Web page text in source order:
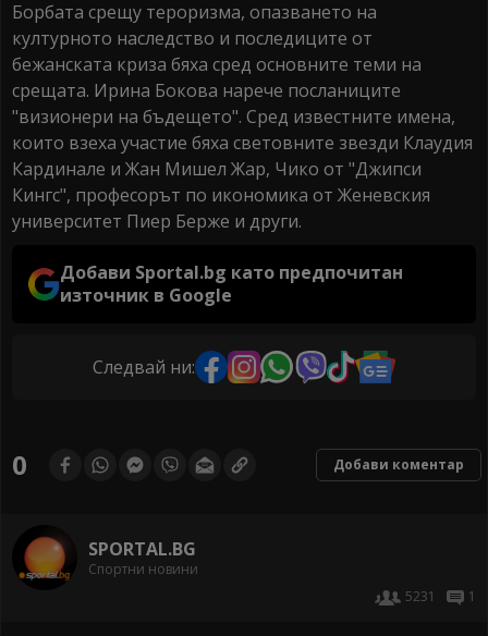
Борбата срещу тероризма, опазването на
културното наследство и последиците от
бежанската криза бяха сред основните теми на
срещата. Ирина Бокова нарече посланиците
"визионери на бъдещето". Сред известните имена,
които взеха участие бяха световните звезди Клаудия
Кардинале и Жан Мишел Жар, Чико от "Джипси
Кингс", професорът по икономика от Женевския
университет Пиер Берже и други.
Добави Sportal.bg като предпочитан
източник в Google
Следвай ни:
0 Добави коментар
SPORTAL.BG
Спортни новини
5231
1